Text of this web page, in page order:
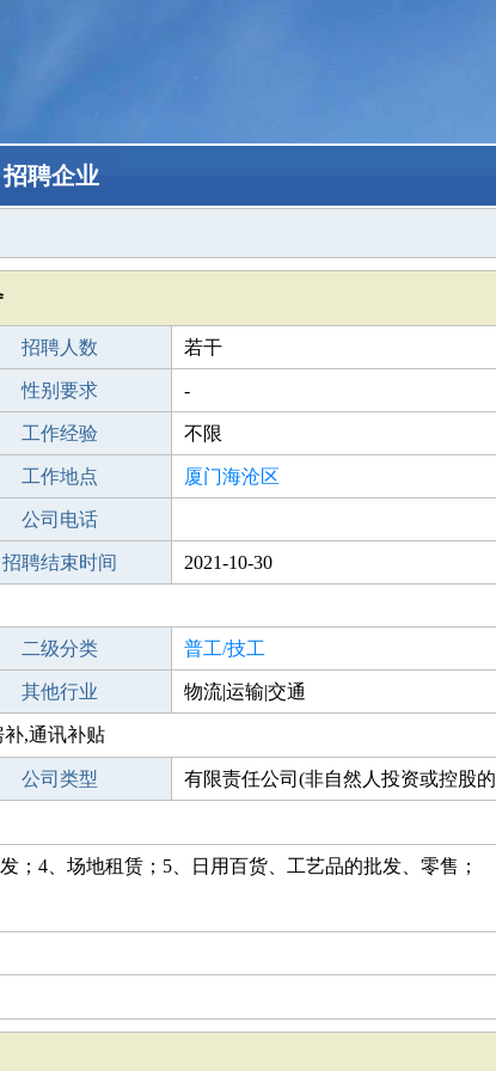
招聘企业
招聘人数 若干
性别要求 -
工作经验 不限
工作地点 厦门海沧区
公司电话
招聘结束时间 2021-10-30
二级分类 普工/技工
其他行业 物流|运输|交通
,通讯补贴
公司类型 有限责任公司(非自然人投资或控股的
；4、场地租赁；5、日用百货、工艺品的批发、零售；